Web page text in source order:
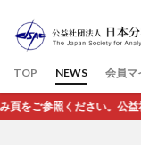
TOP NEWS 会員マ
ください。公益社団法